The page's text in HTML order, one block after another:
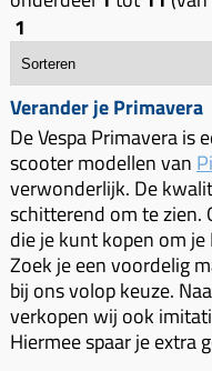
1
Verander je Primavera
De Vespa Primavera is
scooter modellen van
verwonderlijk. De
schitterend om te zien.
die je kunt kopen om
Zoek je een voordelig
bij ons volop keuze.
verkopen wij ook
Hiermee spaar je extra